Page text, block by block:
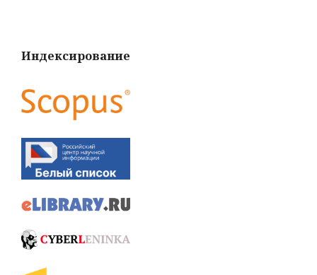
Индексирование